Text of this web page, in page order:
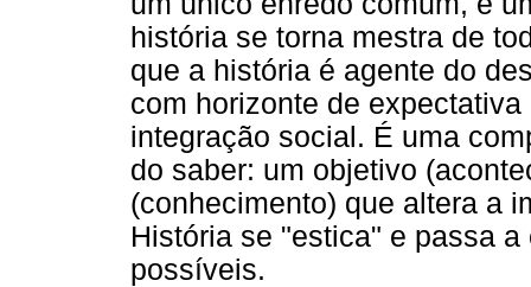
história se torna mestra de
que a história é agente do
com horizonte de
integração social. É uma
do saber: um objetivo
(conhecimento) que altera a
História se "estica" e passa
possíveis.